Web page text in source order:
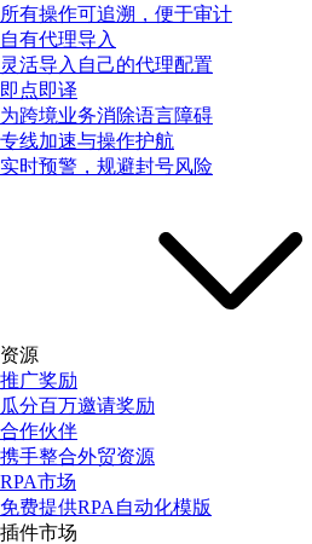
所有操作可追溯，便于审计
自有代理导入
灵活导入自己的代理配置
即点即译
为跨境业务消除语言障碍
专线加速与操作护航
实时预警，规避封号风险
资源
推广奖励
瓜分百万邀请奖励
合作伙伴
携手整合外贸资源
RPA市场
免费提供RPA自动化模版
插件市场